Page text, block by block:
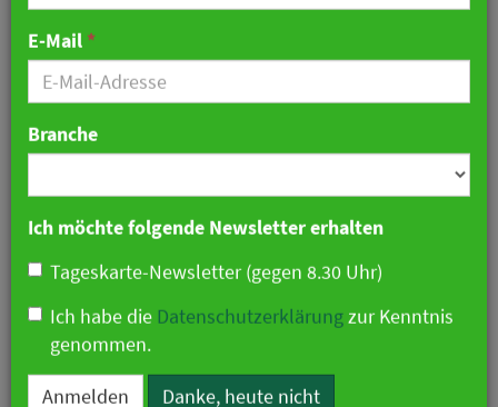
Klagen gegen Obergrenze
bei Hotelauslastung in
Mecklenburg-
Vorpommern abgewiesen
E-Mail*
Ich möchte folgende Newsletter erhalten
Tageskarte-Newsletter (gegen 8.30 Uhr)
Ich habe dieDatenschutzerklärung
genommen.